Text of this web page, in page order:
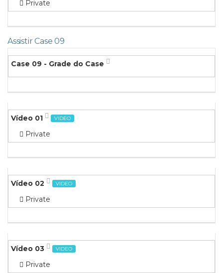
Private
Assistir Case 09
Case 09 - Grade do Case
Vídeo 01 VIDEO
Private
Vídeo 02 VIDEO
Private
Vídeo 03 VIDEO
Private